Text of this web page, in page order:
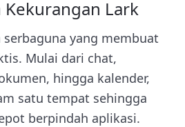
Lark
yang membuat
Mulai dari chat,
hingga kalender,
satu tempat sehingga
berpindah aplikasi.